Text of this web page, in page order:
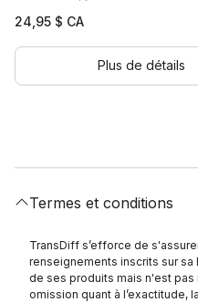
24,95 $ CA
Plus de détails
Termes et conditions
TransDiff s’efforce de
renseignements inscrits sur
de ses produits mais n'est
omission quant à l’exactitude,